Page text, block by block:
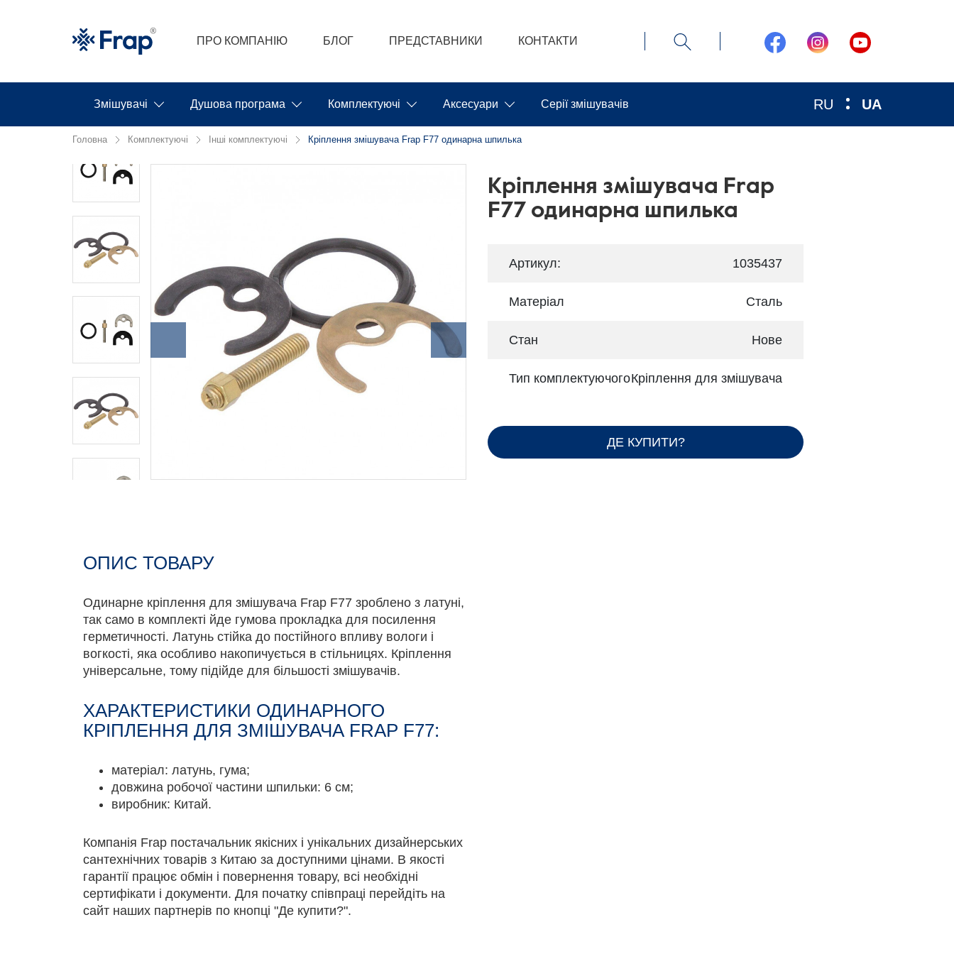
ПРО КОМПАНІЮ БЛОГ ПРЕДСТАВНИКИ КОНТАКТИ
RU UA
Змішувачі Душова програма Комплектуючі Аксесуари Серії змішувачів
Головна Комплектуючі Інші комплектуючі Кріплення змішувача Frap F77 одинарна шпилька
ОПИС ТОВАРУ
Одинарне кріплення для змішувача Frap F77 зроблено з латуні,
так само в комплекті йде гумова прокладка для посилення
герметичності. Латунь стійка до постійного впливу вологи і
вогкості, яка особливо накопичується в стільницях. Кріплення
універсальне, тому підійде для більшості змішувачів.
ХАРАКТЕРИСТИКИ ОДИНАРНОГО
КРІПЛЕННЯ ДЛЯ ЗМІШУВАЧА FRAP F77:
матеріал: латунь, гума;
довжина робочої частини шпильки: 6 см;
виробник: Китай.
Компанія Frap постачальник якісних і унікальних дизайнерських
сантехнічних товарів з Китаю за доступними цінами. В якості
гарантії працює обмін і повернення товару, всі необхідні
сертифікати і документи. Для початку співпраці перейдіть на
сайт наших партнерів по кнопці "Де купити?".
Кріплення змішувача Frap
F77 одинарна шпилька
Артикул: 1035437
Матеріал Сталь
Стан Нове
Тип комплектуючогоКріплення для змішувача
ДЕ КУПИТИ?